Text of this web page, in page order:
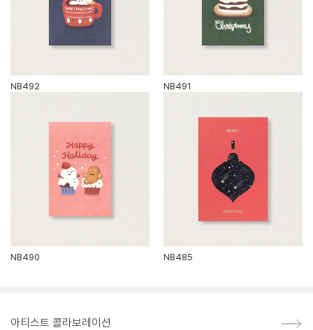
NB492 NB491
NB490 NB485
아티스트 콜라보레이션